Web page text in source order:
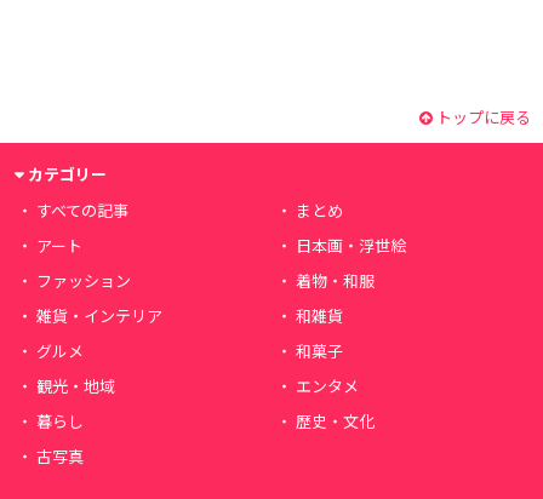
トップに戻る
カテゴリー
すべての記事
まとめ
アート
日本画・浮世絵
ファッション
着物・和服
雑貨・インテリア
和雑貨
グルメ
和菓子
観光・地域
エンタメ
暮らし
歴史・文化
古写真